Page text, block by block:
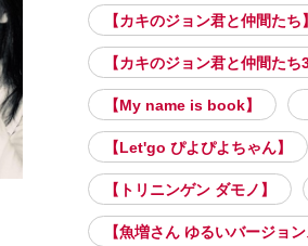
【カキのジョン君と仲間たち】
【カキのジョン君と仲間たち3
【My name is book】
【Let'go ぴよぴよちゃん】
【トリニンゲン ダモノ】
【魚増さん ゆるいバージョン